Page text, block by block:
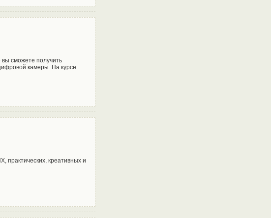
сможете получить
камеры. На курсе
креативных и